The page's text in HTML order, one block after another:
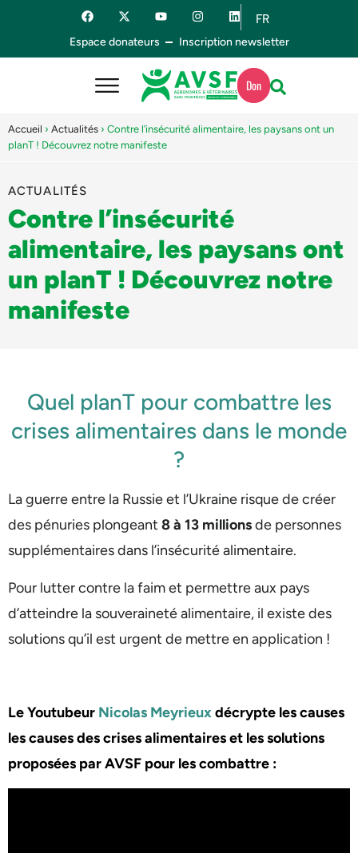
FR
ES
Espace donateurs Inscription newsletter
Don
Accueil › Actualités › Contre l’insécurité alimentaire, les paysans ont un
planT ! Découvrez notre manifeste
ACTUALITÉS
Contre l’insécurité
alimentaire, les paysans ont
un planT ! Découvrez notre
manifeste
Quel planT pour combattre les
crises alimentaires dans le monde
?
La guerre entre la Russie et l’Ukraine risque de créer
des pénuries plongeant 8 à 13 millionsde personnes
supplémentaires dans l’insécurité alimentaire.
Pour lutter contre la faim et permettre aux pays
d’atteindre la souveraineté alimentaire, il existe des
solutions qu’il est urgent de mettre en application !
Le Youtubeur Nicolas Meyrieuxdécrypte les causes
les causes des crises alimentaires et les solutions
proposées par AVSF pour les combattre :